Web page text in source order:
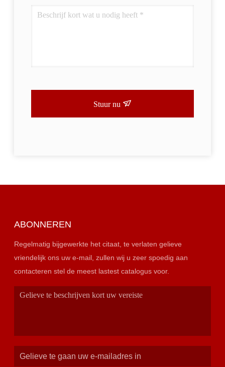
Stuur nu
ABONNEREN
Regelmatig bijgewerkte het citaat, te verlaten gelieve
vriendelijk ons uw e-mail, zullen wij u zeer spoedig aan
contacteren stel de meest lastest catalogus voor.